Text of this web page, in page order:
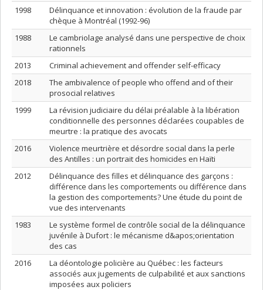
1998
Délinquance et innovation : évolution de la fraude par
chèque à Montréal (1992-96)
1988
Le cambriolage analysé dans une perspective de choix
rationnels
2013
Criminal achievement and offender self-efficacy
2018
The ambivalence of people who offend and of their
prosocial relatives
1999
La révision judiciaire du délai préalable à la libération
conditionnelle des personnes déclarées coupables de
meurtre : la pratique des avocats
2016
Violence meurtrière et désordre social dans la perle
des Antilles : un portrait des homicides en Haïti
2012
Délinquance des filles et délinquance des garçons :
différence dans les comportements ou différence dans
la gestion des comportements? Une étude du point de
vue des intervenants
1983
Le système formel de contrôle social de la délinquance
juvénile à Dufort : le mécanisme d&apos;orientation
des cas
2016
La déontologie policière au Québec : les facteurs
associés aux jugements de culpabilité et aux sanctions
imposées aux policiers